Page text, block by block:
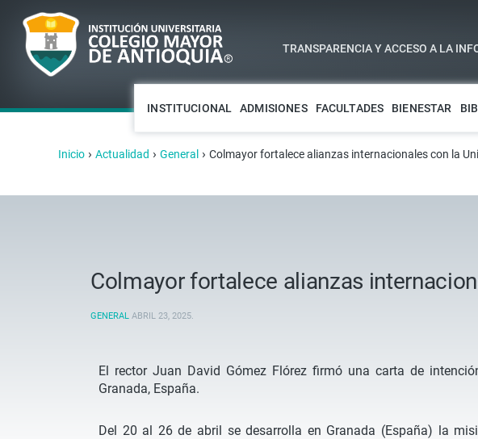
TRANSPARENCIA Y ACCESO A LA
INSTITUCIONAL ADMISIONES FACULTADES BIENESTAR
Inicio › Actualidad › General › Colmayor fortalece alianzas internacionales con la
Colmayor fortalece alianzas
GENERAL ABRIL 23, 2025.
El rector Juan David Gómez Flórez firmó una carta de
Granada, España.
Del 20 al 26 de abril se desarrolla en Granada (España) la